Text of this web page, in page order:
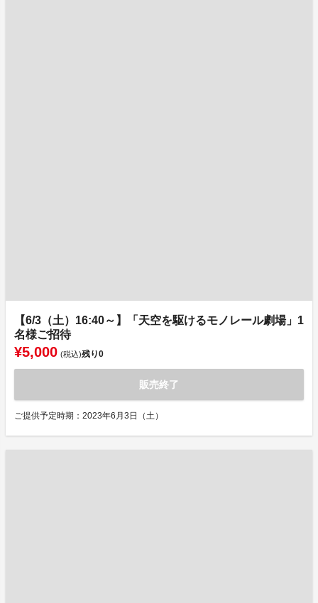
【6/3（土）16:40～】「天空を駆けるモノレール劇場」1
名様ご招待
¥5,000 (税込)残り0
販売終了
ご提供予定時期：2023年6月3日（土）